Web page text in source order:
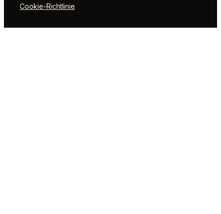
Cookie-Richtlinie